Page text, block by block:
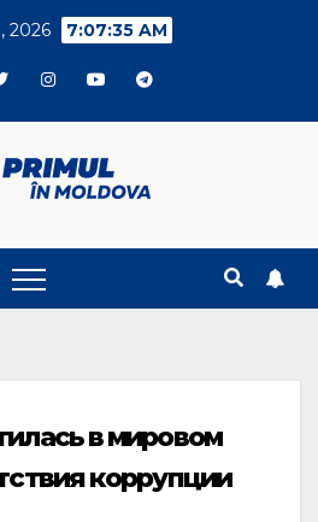
2026 7:07:35 AM
в мировом
коррупции